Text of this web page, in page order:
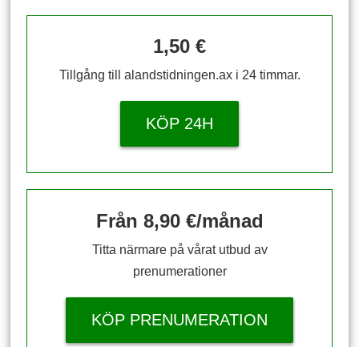
1,50 €
Tillgång till alandstidningen.ax i 24 timmar.
KÖP 24H
Från 8,90 €/månad
Titta närmare på vårat utbud av
prenumerationer
KÖP PRENUMERATION